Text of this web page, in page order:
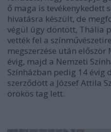
ő maga is tevékenykedett
hivatásra készült, de
végül úgy döntött, Thália
vették fel a
megszerzése után
évig, majd a Nemzeti
Színházban pedig 14 évig
szerződött a József Attila
örökös tag lett.